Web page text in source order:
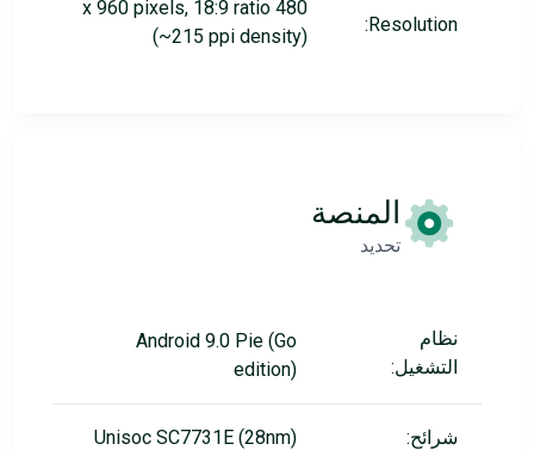
Resolution:
480 x 960 pixels, 18:9 ratio
(~215 ppi density)
المنصة
تحديد
نظام
التشغيل:
Android 9.0 Pie (Go
edition)
شرائح: Unisoc SC7731E (28nm)